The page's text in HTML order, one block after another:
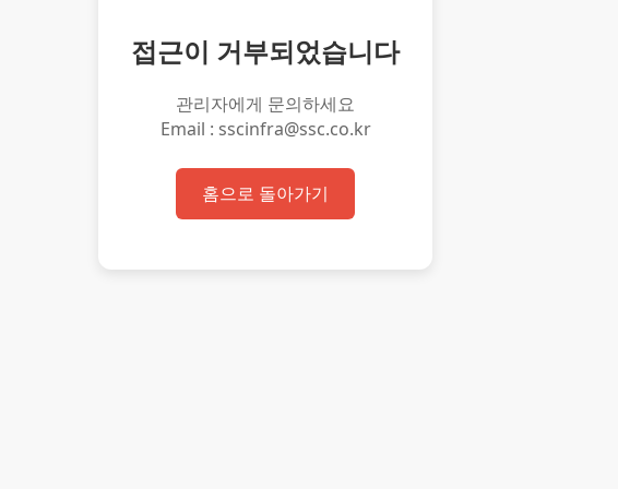
접근이 거부되었습니다
관리자에게 문의하세요
Email : sscinfra@ssc.co.kr
홈으로 돌아가기